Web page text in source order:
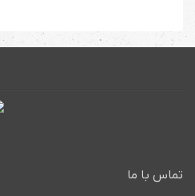
تماس با ما